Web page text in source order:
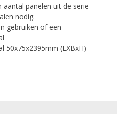
aantal panelen uit de serie
nodig.
gebruiken of een
50x75x2395mm (LXBxH) -